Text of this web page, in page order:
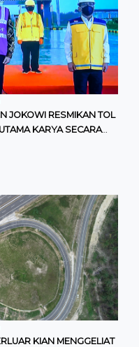
JOKOWI RESMIKAN TOL
KARYA SECARA
KIAN MENGGELIAT